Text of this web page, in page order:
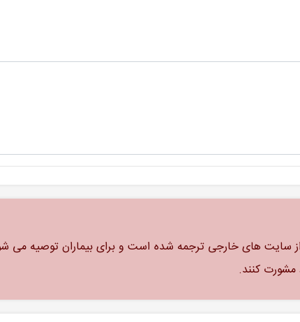
های خارجی ترجمه شده است و برای بیماران توصیه می شود
کنند.